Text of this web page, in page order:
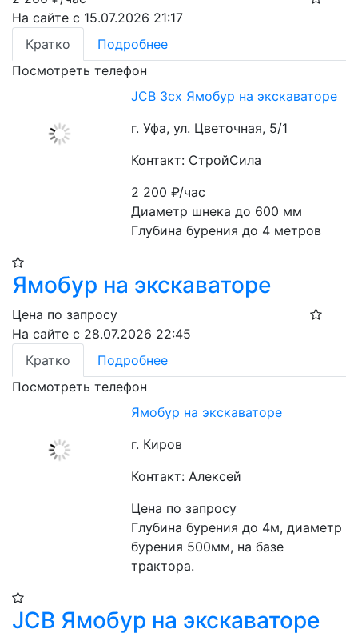
На сайте с 15.07.2026 21:17
Кратко
Подробнее
Посмотреть телефон
JCB 3cx Ямобур на экскаваторе
г. Уфа, ул. Цветочная, 5/1
Контакт: СтройСила
2 200₽/час
Диаметр шнека до 600 мм
Глубина бурения до 4 метров
Ямобур на экскаваторе
Цена по запросу
На сайте с 28.07.2026 22:45
Кратко
Подробнее
Посмотреть телефон
Ямобур на экскаваторе
г. Киров
Контакт: Алексей
Цена по запросу
Глубина бурения до 4м, диаметр
бурения 500мм, на базе
трактора.
JCB Ямобур на экскаваторе